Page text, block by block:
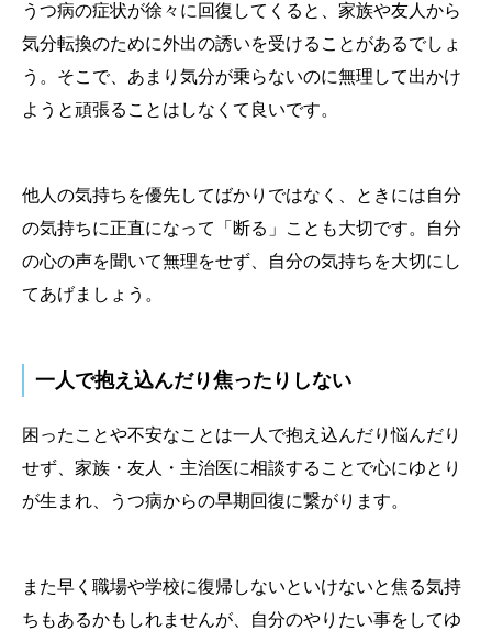
うつ病の症状が徐々に回復してくると、家族や友人から
気分転換のために外出の誘いを受けることがあるでしょ
う。そこで、あまり気分が乗らないのに無理して出かけ
ようと頑張ることはしなくて良いです。
他人の気持ちを優先してばかりではなく、ときには自分
の気持ちに正直になって「断る」ことも大切です。自分
の心の声を聞いて無理をせず、自分の気持ちを大切にし
てあげましょう。
一人で抱え込んだり焦ったりしない
困ったことや不安なことは一人で抱え込んだり悩んだり
せず、家族・友人・主治医に相談することで心にゆとり
が生まれ、うつ病からの早期回復に繋がります。
また早く職場や学校に復帰しないといけないと焦る気持
ちもあるかもしれませんが、自分のやりたい事をしてゆ